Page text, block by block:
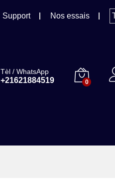
Support Nos essais
Tèl / WhatsApp
+21621884519 0